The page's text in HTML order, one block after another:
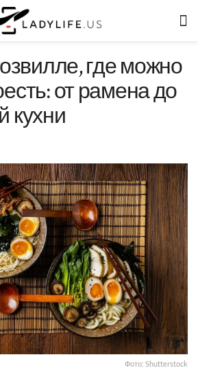
где можно
от рамена до
кухни
Фото: Shutterstock